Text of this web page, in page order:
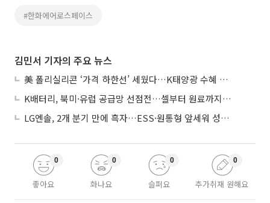
#한화에어로스페이스
김민서 기자의 주요 뉴스
美 폴리실리콘 ‘가격 하한선’ 세웠다…K태양광 수혜 기대
K배터리, 북미·유럽 공급망 선점전…셀부터 원료까지 현지화
LG엔솔, 2개 분기 만에 흑자…ESS·원통형 앞세워 성장 가속
좋아요
0
화나요
0
슬퍼요
0
추가취재 원해요
0